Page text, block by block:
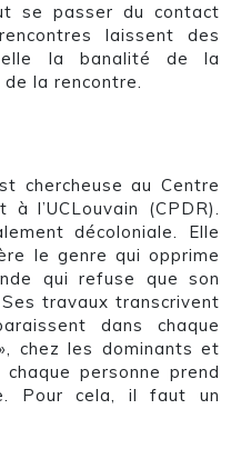
se passer du contact
laissent des
la banalité de la
la rencontre.
chercheuse au Centre
l’UCLouvain (CPDR).
décoloniale. Elle
le genre qui opprime
qui refuse que son
travaux transcrivent
dans chaque
chez les dominants et
personne prend
Pour cela, il faut un